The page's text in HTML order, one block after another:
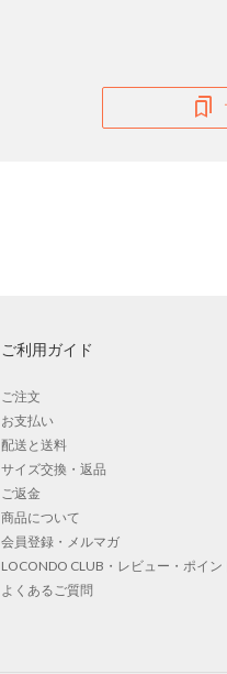
ご利用ガイド
ご注文
お支払い
配送と送料
サイズ交換・返品
ご返金
商品について
会員登録・メルマガ
LOCONDO CLUB・レビュー・ポイン
よくあるご質問